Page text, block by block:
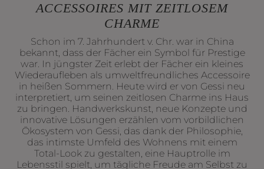
ACCESSOIRES MIT ZEITLOSEM
CHARME
Schon im 7. Jahrhundert v. Chr. war in China
bekannt, dass der Fächer ein Symbol für Prestige
war. In jüngster Zeit erlebt der Fächer ein kleines
Wiederaufleben als umweltfreundliches Accessoire
in heißen Sommern. Heute wird er von Gessi neu
interpretiert, um seinen zeitlosen Charme ins Haus
zu bringen. Handwerkskunst, neue Konzepte und
innovative Lösungen erzählen vom vorbildlichen
Ökosystem von Gessi, das dank der Philosophie,
das intimste Umfeld des Wohnens mit einem
Total-Look zu gestalten, eine Hauptrolle im
Lebensstil spielt, um tägliche Freude am Selbst zu